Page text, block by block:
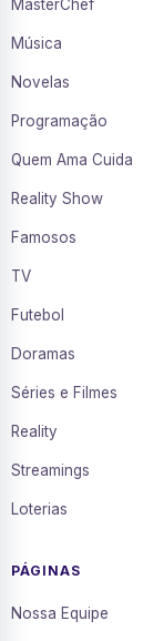
MasterChef
Música
Novelas
Programação
Quem Ama Cuida
Reality Show
Famosos
TV
Futebol
Doramas
Séries e Filmes
Reality
Streamings
Loterias
PÁGINAS
Nossa Equipe